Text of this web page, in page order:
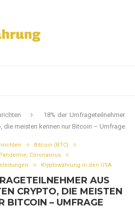
18% der Umfrageteilnehmer
die meisten kennen nur Bitcoin – Umfrage
Bitcoin (BTC)
Coronavirus
Kryptowährung in den USA
AUS
CRYPTO, DIE MEISTEN
BITCOIN – UMFRAGE